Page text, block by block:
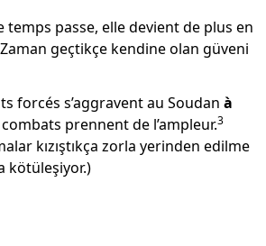
temps passe, elle devient de plus en
geçtikçe kendine olan güveni
forcés s’aggravent au Soudan à
prennent de l’ampleur.3
kızıştıkça zorla yerinden edilme
kötüleşiyor.)